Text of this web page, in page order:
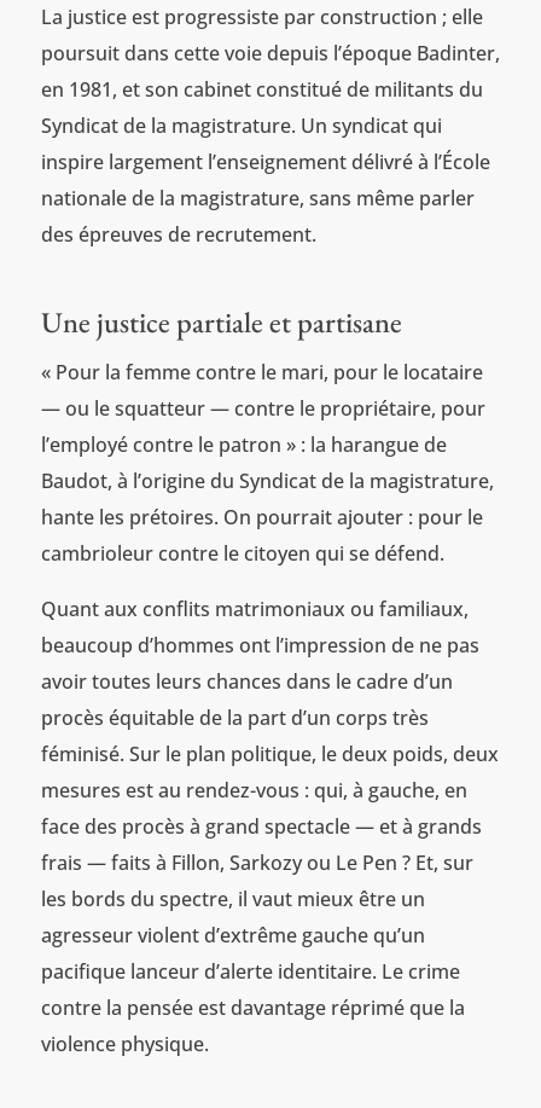
La justice est progressiste par construction ; elle
poursuit dans cette voie depuis l’époque Badinter,
en 1981, et son cabinet constitué de militants du
Syndicat de la magistrature. Un syndicat qui
inspire largement l’enseignement délivré à l’École
nationale de la magistrature, sans même parler
des épreuves de recrutement.
Une justice partiale et partisane
« Pour la femme contre le mari, pour le locataire
— ou le squatteur — contre le propriétaire, pour
l’employé contre le patron » : la harangue de
Baudot, à l’origine du Syndicat de la magistrature,
hante les prétoires. On pourrait ajouter : pour le
cambrioleur contre le citoyen qui se défend.
Quant aux conflits matrimoniaux ou familiaux,
beaucoup d’hommes ont l’impression de ne pas
avoir toutes leurs chances dans le cadre d’un
procès équitable de la part d’un corps très
féminisé. Sur le plan politique, le deux poids, deux
mesures est au rendez-vous : qui, à gauche, en
face des procès à grand spectacle — et à grands
frais — faits à Fillon, Sarkozy ou Le Pen ? Et, sur
les bords du spectre, il vaut mieux être un
agresseur violent d’extrême gauche qu’un
pacifique lanceur d’alerte identitaire. Le crime
contre la pensée est davantage réprimé que la
violence physique.